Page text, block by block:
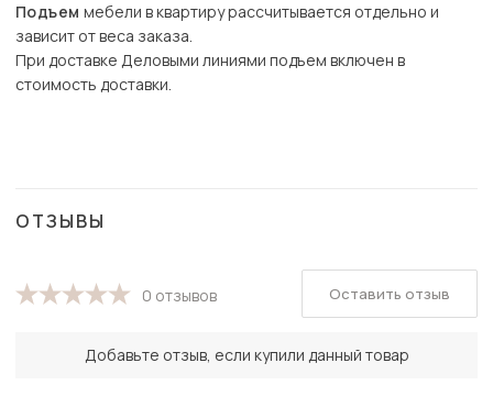
Подъем мебели в квартиру рассчитывается отдельно и
зависит от веса заказа.
При доставке Деловыми линиями подъем включен в
стоимость доставки.
ОТЗЫВЫ
0 отзывов
Добавьте отзыв, если купили данный товар
Оставить отзыв